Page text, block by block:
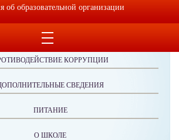
ОБРАЩЕНИЯ ГРАЖДАН
КОРРУПЦИИ
СВЕДЕНИЯ
ПИТАНИЕ
О ШКОЛЕ
об образовательной организации